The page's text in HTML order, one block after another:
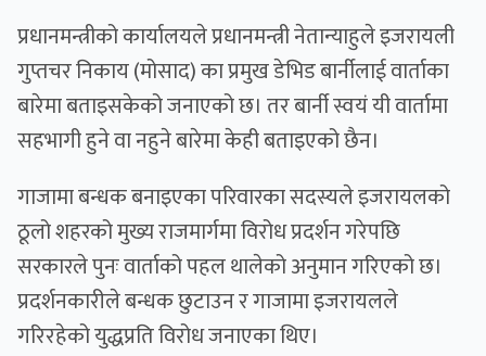
प्रधानमन्त्रीको कार्यालयले प्रधानमन्त्री नेतान्याहुले इजरायली
गुप्तचर निकाय (मोसाद) का प्रमुख डेभिड बार्नीलाई वार्ताका
बारेमा बताइसकेको जनाएको छ। तर बार्नी स्वयं यी वार्तामा
सहभागी हुने वा नहुने बारेमा केही बताइएको छैन।
गाजामा बन्धक बनाइएका परिवारका सदस्यले इजरायलको
ठूलो शहरको मुख्य राजमार्गमा विरोध प्रदर्शन गरेपछि
सरकारले पुनः वार्ताको पहल थालेको अनुमान गरिएको छ।
प्रदर्शनकारीले बन्धक छुटाउन र गाजामा इजरायलले
गरिरहेको युद्धप्रति विरोध जनाएका थिए।